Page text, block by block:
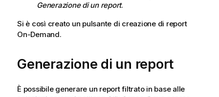
Generazione di un report.
Si è così creato un pulsante di creazione di report
On-Demand.
Generazione di un report
È possibile generare un report filtrato in base alle